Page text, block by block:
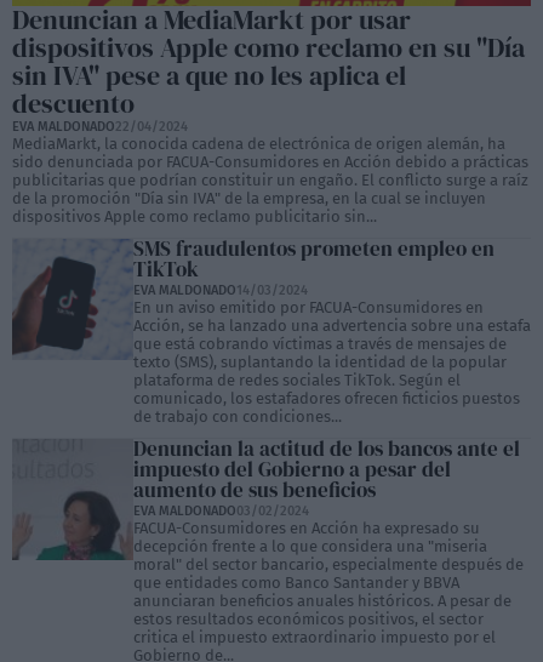
Denuncian a MediaMarkt por usar
dispositivos Apple como reclamo en su "Día
sin IVA" pese a que no les aplica el
descuento
EVA MALDONADO22/04/2024
MediaMarkt, la conocida cadena de electrónica de origen alemán, ha
sido denunciada por FACUA-Consumidores en Acción debido a prácticas
publicitarias que podrían constituir un engaño. El conflicto surge a raíz
de la promoción "Día sin IVA" de la empresa, en la cual se incluyen
dispositivos Apple como reclamo publicitario sin...
SMS fraudulentos prometen empleo en
TikTok
EVA MALDONADO14/03/2024
En un aviso emitido por FACUA-Consumidores en
Acción, se ha lanzado una advertencia sobre una estafa
que está cobrando víctimas a través de mensajes de
texto (SMS), suplantando la identidad de la popular
plataforma de redes sociales TikTok. Según el
comunicado, los estafadores ofrecen ficticios puestos
de trabajo con condiciones...
Denuncian la actitud de los bancos ante el
impuesto del Gobierno a pesar del
aumento de sus beneficios
EVA MALDONADO03/02/2024
FACUA-Consumidores en Acción ha expresado su
decepción frente a lo que considera una "miseria
moral" del sector bancario, especialmente después de
que entidades como Banco Santander y BBVA
anunciaran beneficios anuales históricos. A pesar de
estos resultados económicos positivos, el sector
critica el impuesto extraordinario impuesto por el
Gobierno de...